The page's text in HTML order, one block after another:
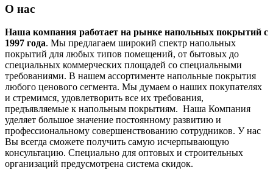
О нас
Наша компания работает на рынке напольных покрытий с
1997 года. Мы предлагаем широкий спектр напольных
покрытий для любых типов помещений, от бытовых до
специальных коммерческих площадей со специальными
требованиями. В нашем ассортименте напольные покрытия
любого ценового сегмента. Мы думаем о наших покупателях
и стремимся, удовлетворить все их требования,
предъявляемые к напольным покрытиям. Наша Компания
уделяет большое значение постоянному развитию и
профессиональному совершенствованию сотрудников. У нас
Вы всегда сможете получить самую исчерпывающую
консультацию. Специально для оптовых и строительных
организаций предусмотрена система скидок.